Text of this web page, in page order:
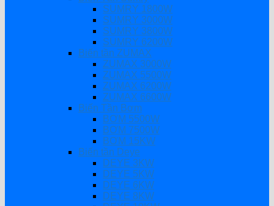
SUMRY 1800W
SUMRY 3000W
SUMRY 3800W
SUMRY 6200W
Biến tần ZUMAX
ZUMAX 3000W
ZUMAX 5500W
ZUMAX 6200W
ZUMAX 6600W
Biến Tần Bơm
BƠM 5500W
BƠM 7500W
BƠM 15KW
Biến tần Deye
DEYE 3KW
DEYE 5KW
DEYE 6KW
DEYE 8KW